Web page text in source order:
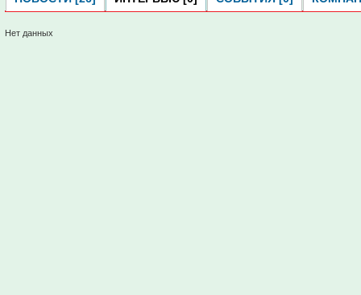
Нет данных